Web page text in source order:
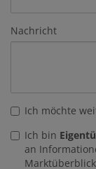
Nachricht
Ich möchte
Ich bin
an